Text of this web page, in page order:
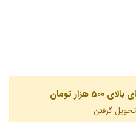
تومان
گرفتن